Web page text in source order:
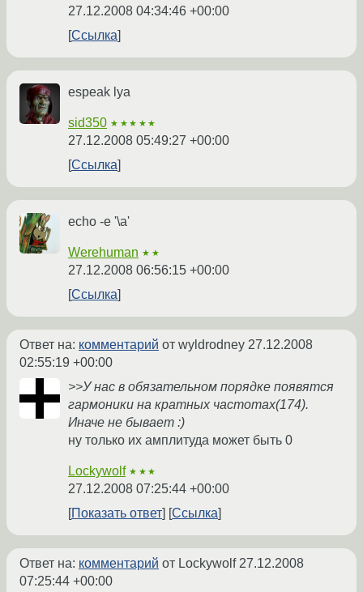
27.12.2008 04:34:46 +00:00
Ссылка
espeak lya
sid350 ★★★★★
27.12.2008 05:49:27 +00:00
Ссылка
echo -e '\a'
Werehuman ★★
27.12.2008 06:56:15 +00:00
Ссылка
Ответ на: комментарий от wyldrodney 27.12.2008
02:55:19 +00:00
>>У нас в обязательном порядке появятся
гармоники на кратных частотах(174).
Иначе не бывает :)
ну только их амплитуда может быть 0
Lockywolf ★★★
27.12.2008 07:25:44 +00:00
Показать ответ
Ссылка
Ответ на: комментарий от Lockywolf27.12.2008
07:25:44 +00:00